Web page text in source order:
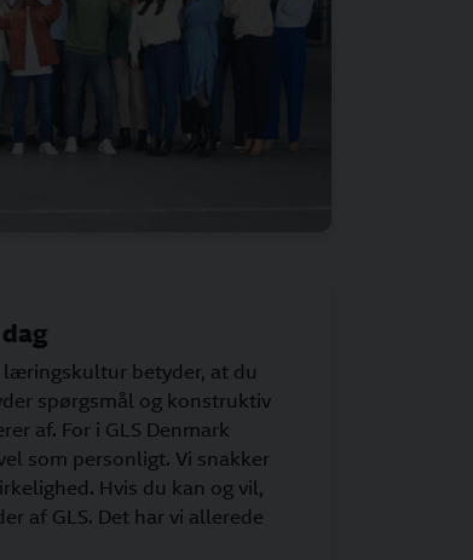
læringskultur betyder, at du
spørgsmål og konstruktiv
af. For i GLS Denmark
som personligt. Vi snakker
Hvis du kan og vil,
af GLS. Det har vi allerede